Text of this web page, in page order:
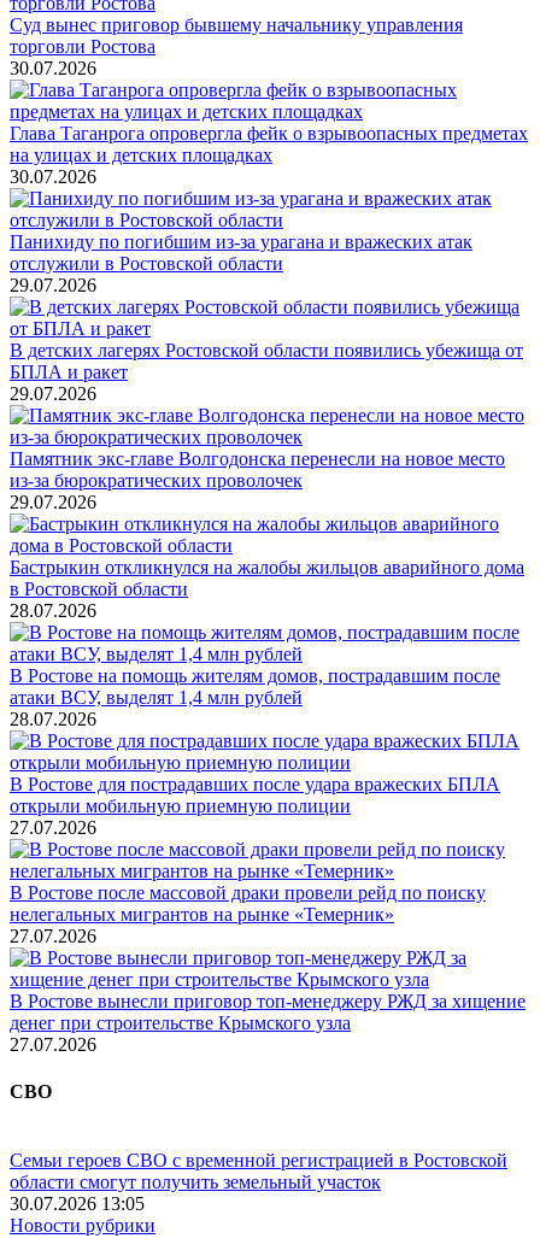
Суд вынес приговор бывшему начальнику управления
торговли Ростова
30.07.2026
Глава Таганрога опровергла фейк о взрывоопасных предметах
на улицах и детских площадках
30.07.2026
Панихиду по погибшим из-за урагана и вражеских атак
отслужили в Ростовской области
29.07.2026
В детских лагерях Ростовской области появились убежища от
БПЛА и ракет
29.07.2026
Памятник экс-главе Волгодонска перенесли на новое место
из-за бюрократических проволочек
29.07.2026
Бастрыкин откликнулся на жалобы жильцов аварийного дома
в Ростовской области
28.07.2026
В Ростове на помощь жителям домов, пострадавшим после
атаки ВСУ, выделят 1,4 млн рублей
28.07.2026
В Ростове для пострадавших после удара вражеских БПЛА
открыли мобильную приемную полиции
27.07.2026
В Ростове после массовой драки провели рейд по поиску
нелегальных мигрантов на рынке «Темерник»
27.07.2026
В Ростове вынесли приговор топ-менеджеру РЖД за хищение
денег при строительстве Крымского узла
27.07.2026
СВО
Семьи героев СВО с временной регистрацией в Ростовской
области смогут получить земельный участок
30.07.2026 13:05
Новости рубрики